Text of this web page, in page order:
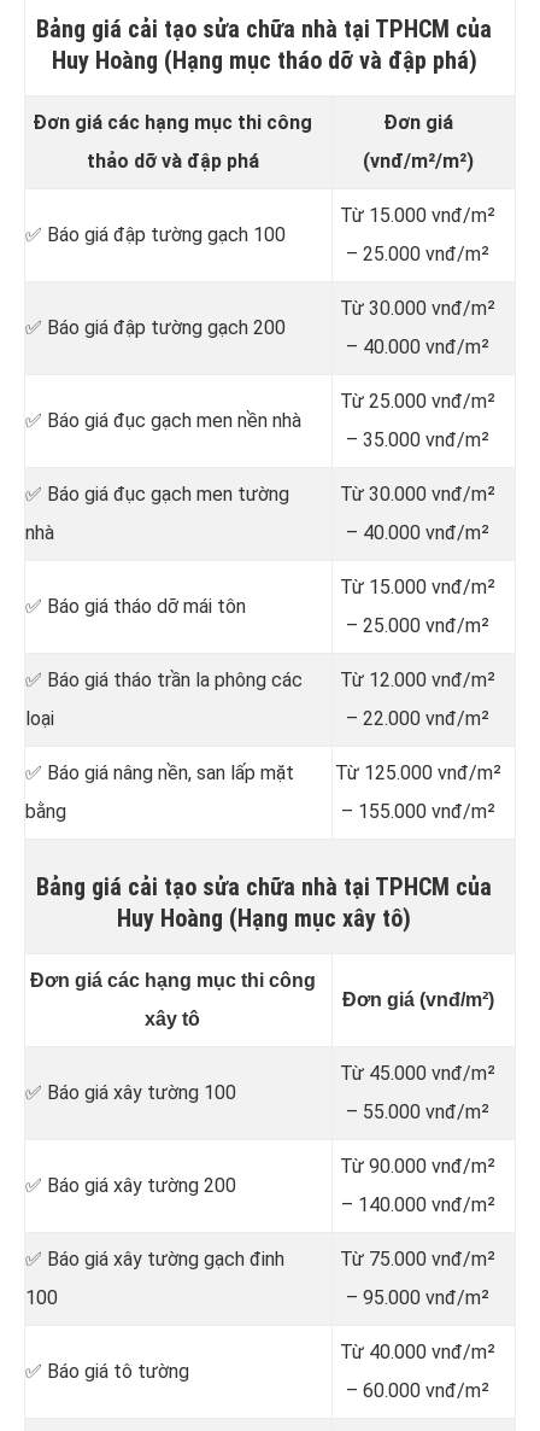
Bảng giá cải tạo sửa chữa nhà tại TPHCM của
Huy Hoàng (Hạng mục tháo dỡ và đập phá)
Đơn giá các hạng mục thi công
thảo dỡ và đập phá
Đơn giá
(vnđ/m²/m²)
✅ Báo giá đập tường gạch 100
Từ 15.000 vnđ/m²
– 25.000 vnđ/m²
✅ Báo giá đập tường gạch 200
Từ 30.000 vnđ/m²
– 40.000 vnđ/m²
✅ Báo giá đục gạch men nền nhà
Từ 25.000 vnđ/m²
– 35.000 vnđ/m²
✅ Báo giá đục gạch men tường
nhà
Từ 30.000 vnđ/m²
– 40.000 vnđ/m²
✅ Báo giá tháo dỡ mái tôn
Từ 15.000 vnđ/m²
– 25.000 vnđ/m²
✅ Báo giá tháo trần la phông các
loại
Từ 12.000 vnđ/m²
– 22.000 vnđ/m²
✅ Báo giá nâng nền, san lấp mặt
bằng
Từ 125.000 vnđ/m²
– 155.000 vnđ/m²
Bảng giá cải tạo sửa chữa nhà tại TPHCM của
Huy Hoàng (Hạng mục xây tô)
Đơn giá các hạng mục thi công
xây tô
Đơn giá (vnđ/m²)
✅ Báo giá xây tường 100
Từ 45.000 vnđ/m²
– 55.000 vnđ/m²
✅ Báo giá xây tường 200
Từ 90.000 vnđ/m²
– 140.000 vnđ/m²
✅ Báo giá xây tường gạch đinh
100
Từ 75.000 vnđ/m²
– 95.000 vnđ/m²
✅ Báo giá tô tường
Từ 40.000 vnđ/m²
– 60.000 vnđ/m²